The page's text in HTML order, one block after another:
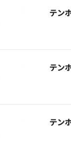
テン
テン
テン